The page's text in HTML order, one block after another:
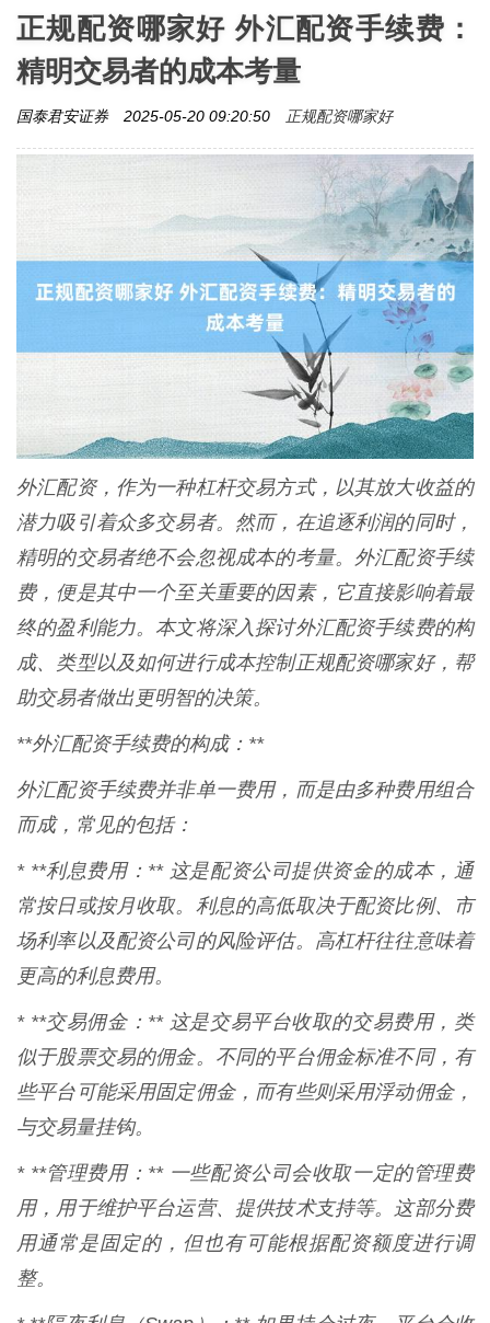
正规配资哪家好 外汇配资手续费：
精明交易者的成本考量
国泰君安证券 2025-05-20 09:20:50 正规配资哪家好
外汇配资，作为一种杠杆交易方式，以其放大收益的
潜力吸引着众多交易者。然而，在追逐利润的同时，
精明的交易者绝不会忽视成本的考量。外汇配资手续
费，便是其中一个至关重要的因素，它直接影响着最
终的盈利能力。本文将深入探讨外汇配资手续费的构
成、类型以及如何进行成本控制正规配资哪家好，帮
助交易者做出更明智的决策。
**外汇配资手续费的构成：**
外汇配资手续费并非单一费用，而是由多种费用组合
而成，常见的包括：
* **利息费用：** 这是配资公司提供资金的成本，通
常按日或按月收取。利息的高低取决于配资比例、市
场利率以及配资公司的风险评估。高杠杆往往意味着
更高的利息费用。
* **交易佣金：** 这是交易平台收取的交易费用，类
似于股票交易的佣金。不同的平台佣金标准不同，有
些平台可能采用固定佣金，而有些则采用浮动佣金，
与交易量挂钩。
* **管理费用：** 一些配资公司会收取一定的管理费
用，用于维护平台运营、提供技术支持等。这部分费
用通常是固定的，但也有可能根据配资额度进行调
整。